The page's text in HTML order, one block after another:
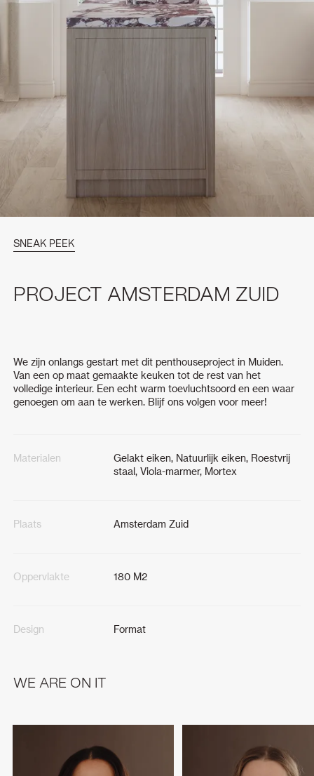
SNEAK PEEK
PROJECT AMSTERDAM ZUID
We zijn onlangs gestart met dit penthouseproject in Muiden.
Van een op maat gemaakte keuken tot de rest van het
volledige interieur. Een echt warm toevluchtsoord en een waar
genoegen om aan te werken. Blijf ons volgen voor meer!
Materialen
Gelakt eiken, Natuurlijk eiken, Roestvrij
staal, Viola-marmer, Mortex
Plaats Amsterdam Zuid
Oppervlakte 180 M2
Design Format
WE ARE ON IT